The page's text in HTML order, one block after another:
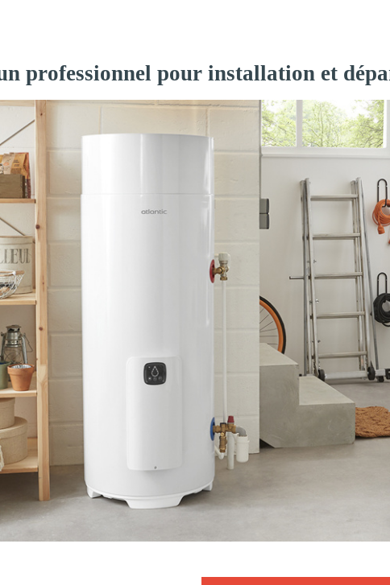
professionnel pour installation et